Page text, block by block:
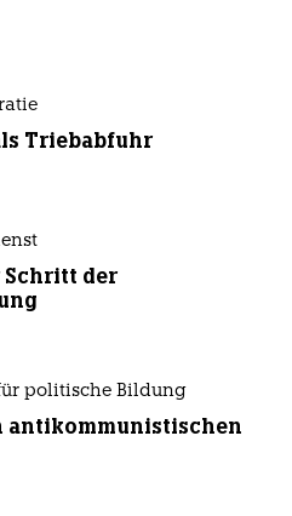
Triebabfuhr
der
politische Bildung
antikommunistischen